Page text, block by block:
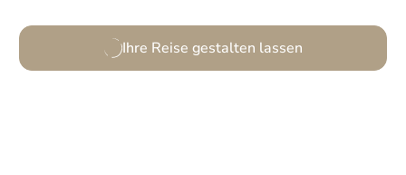
Ihre Reise gestalten lassen